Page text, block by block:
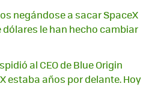
negándose a sacar SpaceX
dólares le han hecho cambiar
al CEO de Blue Origin
estaba años por delante. Hoy